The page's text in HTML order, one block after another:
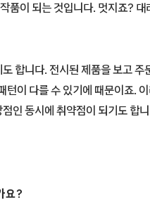
품이 되는 것입니다. 멋지죠? 대
합니다. 전시된 제품을 보고 주
턴이 다를 수 있기에 때문이죠.
인 동시에 취약점이 되기도 합니
요?